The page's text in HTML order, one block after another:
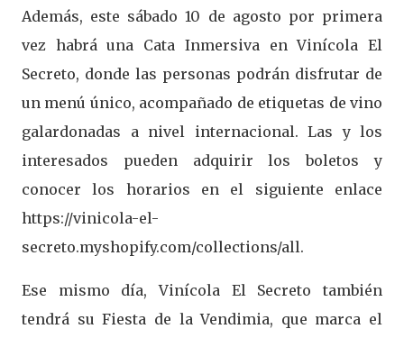
Además, este sábado 10 de agosto por primera
vez habrá una Cata Inmersiva en Vinícola El
Secreto, donde las personas podrán disfrutar de
un menú único, acompañado de etiquetas de vino
galardonadas a nivel internacional. Las y los
interesados pueden adquirir los boletos y
conocer los horarios en el siguiente enlace
https://vinicola-el-
secreto.myshopify.com/collections/all.
Ese mismo día, Vinícola El Secreto también
tendrá su Fiesta de la Vendimia, que marca el